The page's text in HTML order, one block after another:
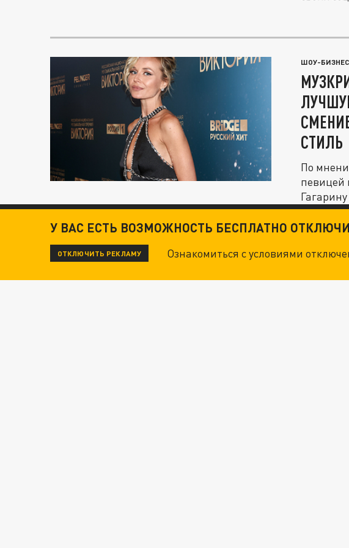
ШОУ-БИЗНЕС
СТИЛЬ
По
певицей
У ВАС ЕСТЬ ВОЗМОЖНОСТЬ БЕСПЛАТНО
ОТКЛЮЧИТЬ РЕКЛАМУ Ознакомиться с условиями